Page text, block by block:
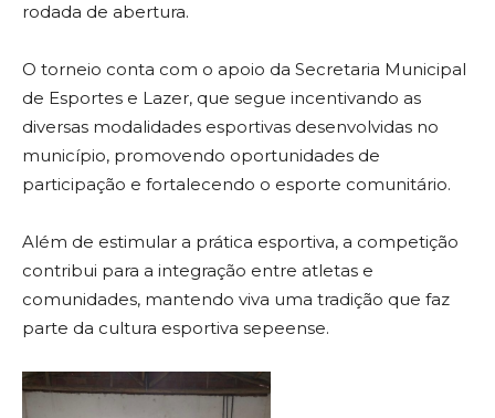
rodada de abertura.
O torneio conta com o apoio da Secretaria Municipal
de Esportes e Lazer, que segue incentivando as
diversas modalidades esportivas desenvolvidas no
município, promovendo oportunidades de
participação e fortalecendo o esporte comunitário.
Além de estimular a prática esportiva, a competição
contribui para a integração entre atletas e
comunidades, mantendo viva uma tradição que faz
parte da cultura esportiva sepeense.